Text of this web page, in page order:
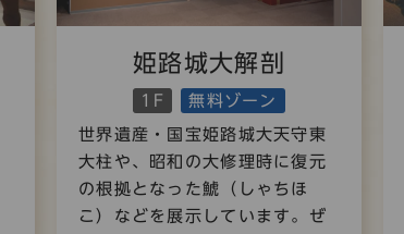
姫路城大解剖
1F 無料ゾーン
世界遺産・国宝姫路城大天守東
大柱や、昭和の大修理時に復元
の根拠となった鯱（しゃちほ
こ）などを展示しています。ぜ